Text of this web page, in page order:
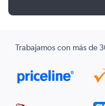
Trabajamos con más de